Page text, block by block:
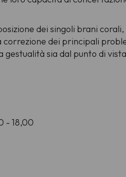
dei singoli brani
dei principali
gestualità sia dal punto di
- 18,00